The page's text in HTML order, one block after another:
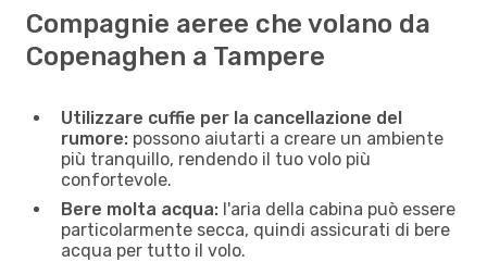
Compagnie aeree che volano da
Copenaghen a Tampere
Utilizzare cuffie per la cancellazione del
rumore: possono aiutarti a creare un ambiente
più tranquillo, rendendo il tuo volo più
confortevole.
Bere molta acqua: l'aria della cabina può essere
particolarmente secca, quindi assicurati di bere
acqua per tutto il volo.